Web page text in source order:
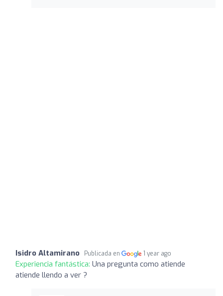
Isidro Altamirano Publicada en 1 year ago
Experiencia fantástica: Una pregunta como atiende
atiende llendo a ver ?